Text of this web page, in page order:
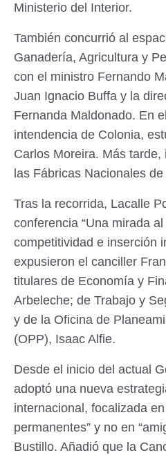
Ministerio del Interior.
También concurrió al
Ganadería, Agricultura y
con el ministro Fernando
Juan Ignacio Buffa y la
Fernanda Maldonado. En
intendencia de Colonia,
Carlos Moreira. Más
las Fábricas Nacionales
Tras la recorrida, Lacalle
conferencia “Una mirada
competitividad e inserción
expusieron el canciller
titulares de Economía y
Arbeleche; de Trabajo y
y de la Oficina de
(OPP), Isaac Alfie.
Desde el inicio del actual
adoptó una nueva
internacional, focalizada
permanentes” y no en
Bustillo. Añadió que la